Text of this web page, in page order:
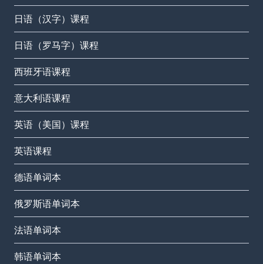
日语（汉字）课程
日语（罗马字）课程
西班牙语课程
意大利语课程
英语（美国）课程
英语课程
德语单词本
俄罗斯语单词本
法语单词本
韩语单词本